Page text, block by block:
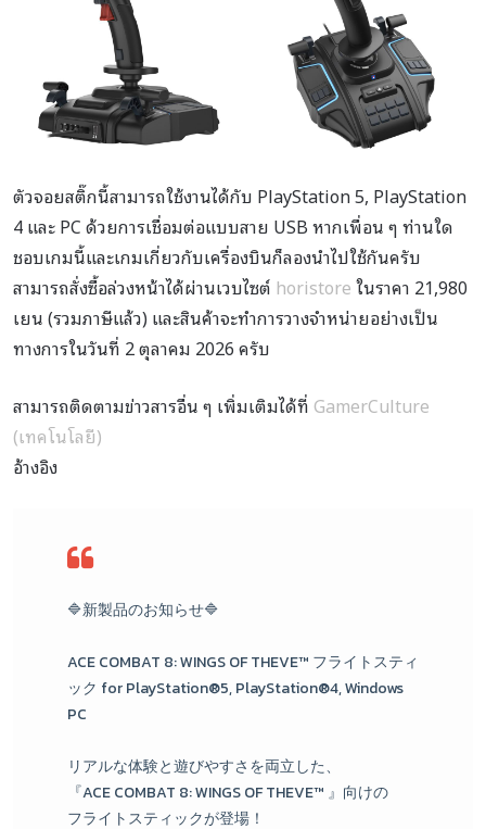
ตัวจอยสติ๊กนี้สามารถใช้งานได้กับ PlayStation 5, PlayStation
4 และ PC ด้วยการเชื่อมต่อแบบสาย USB หากเพื่อน ๆ ท่านใด
ชอบเกมนี้และเกมเกี่ยวกับเครื่องบินก็ลองนำไปใช้กันครับ
สามารถสั่งซื้อล่วงหน้าได้ผ่านเวบไซต์ horistoreในราคา 21,980
เยน (รวมภาษีแล้ว) และสินค้าจะทำการวางจำหน่ายอย่างเป็น
ทางการในวันที่ 2 ตุลาคม 2026 ครับ
สามารถติดตามข่าวสารอื่น ๆ เพิ่มเติมได้ที่ GamerCulture
(เทคโนโลยี)
อ้างอิง
🔷新製品のお知らせ🔷
ACE COMBAT 8: WINGS OF THEVE™ フライトスティ
ック for PlayStation®5, PlayStation®4, Windows
PC
リアルな体験と遊びやすさを両立した、
『ACE COMBAT 8: WINGS OF THEVE™ 』向けの
フライトスティックが登場！